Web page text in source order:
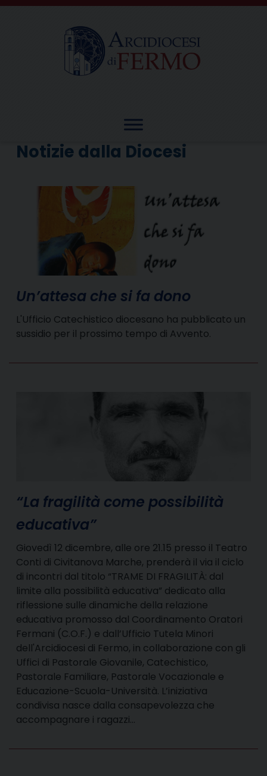
Skip
Notizie dalla Diocesi
Un’attesa che si fa dono
L'Ufficio Catechistico diocesano ha pubblicato un
sussidio per il prossimo tempo di Avvento.
“La fragilità come possibilità
educativa”
Giovedì 12 dicembre, alle ore 21.15 presso il Teatro
Conti di Civitanova Marche, prenderà il via il ciclo
di incontri dal titolo “TRAME DI FRAGILITÀ: dal
limite alla possibilità educativa” dedicato alla
riflessione sulle dinamiche della relazione
educativa promosso dal Coordinamento Oratori
Fermani (C.O.F.) e dall’Ufficio Tutela Minori
dell'Arcidiocesi di Fermo, in collaborazione con gli
Uffici di Pastorale Giovanile, Catechistico,
Pastorale Familiare, Pastorale Vocazionale e
Educazione-Scuola-Università. L’iniziativa
condivisa nasce dalla consapevolezza che
accompagnare i ragazzi…